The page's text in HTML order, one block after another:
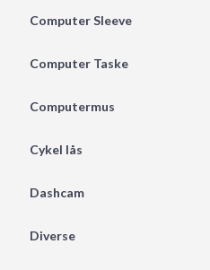
Computer Sleeve
Computer Taske
Computermus
Cykel lås
Dashcam
Diverse